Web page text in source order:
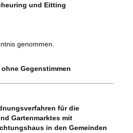
und Eitting
genommen.
Gegenstimmen
für die
Gartenmarktes mit
in den Gemeinden